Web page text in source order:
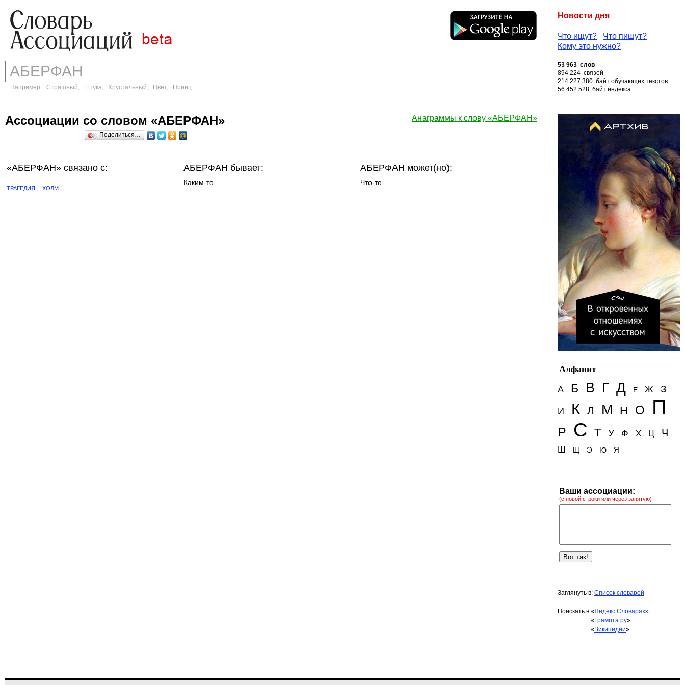
Новости дня
Что ищут?
Что пишут?
Кому это нужно?
Например: Страшный, Штука, Хрустальный, Цвет, Принц
53 963 слов
894 224 связей
214 227 380 байт обучающих текстов
56 452 528 байт индекса
Анаграммы к слову «АБЕРФАН»
Ассоциации со словом «АБЕРФАН»
Поделиться…
«АБЕРФАН» связано с:
ТРАГЕДИЯ ХОЛМ
АБЕРФАН бывает:
Каким-то...
АБЕРФАН может(но):
Что-то...
Алфавит
А
Б В Г Д Е Ж З
И К Л М Н О П
Р С Т У Ф Х Ц Ч
Ш Щ Э Ю Я
Ваши ассоциации:
(с новой строки или через запятую)
Заглянуть в: Список словарей
Поискать в:«Яндекс.Словарях»
« Грамота.ру»
« Википедии»